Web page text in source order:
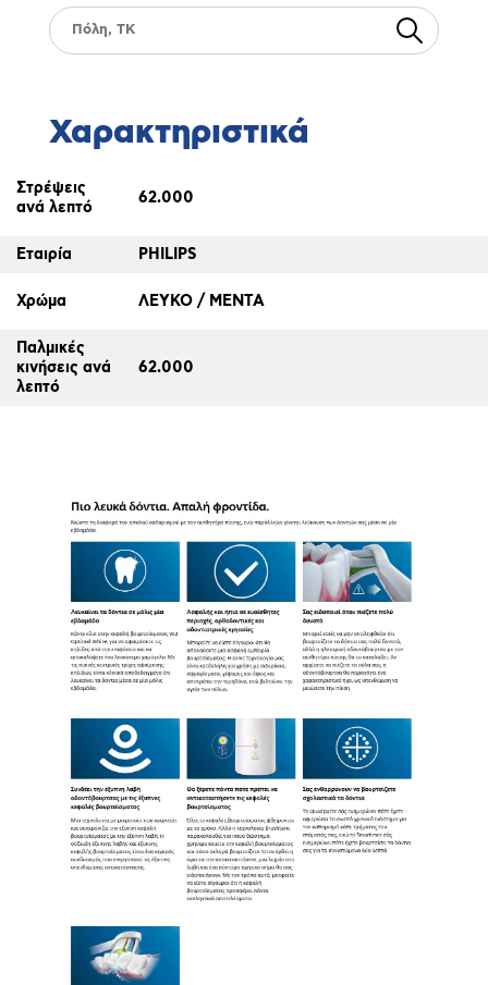
Χαρακτηριστικά
Στρέψεις
ανά λεπτό
62.000
Εταιρία PHILIPS
Χρώμα ΛΕΥΚΟ / ΜΕΝΤΑ
Παλμικές
κινήσεις ανά
λεπτό
62.000